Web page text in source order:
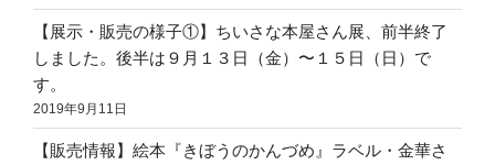
【展示・販売の様子①】ちいさな本屋さん展、前半終了
しました。後半は９月１３日（金）〜１５日（日）で
す。
2019年9月11日
【販売情報】絵本『きぼうのかんづめ』ラベル・金華さ